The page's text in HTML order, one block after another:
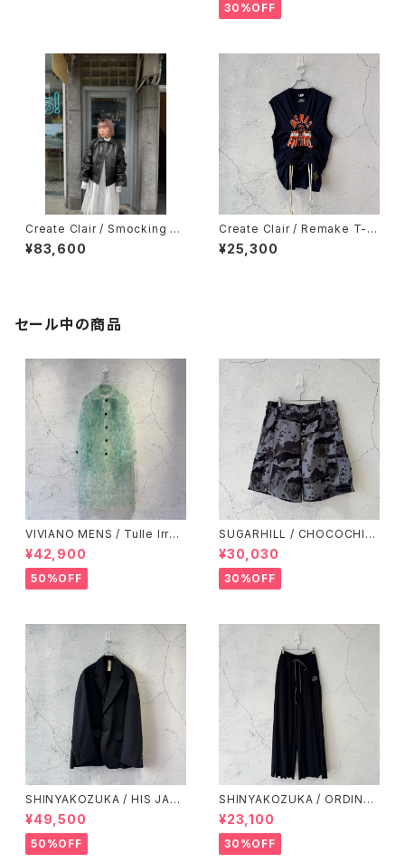
30%OFF
Create Clair / Smocking sl
eeve eco-leather jacket(L
ADY) / Black
¥83,600
Create Clair / Remake T-sl
eeveless / Navy B
¥25,300
セール中の商品
VIVIANO MENS / Tulle Irreg
ular Pleated Coat / PRINT
¥42,900
50%OFF
SUGARHILL / CHOCOCHIP
CAMO CARGO SHORTS / B
LUE CAMO
¥30,030
30%OFF
SHINYAKOZUKA / HIS JAC
KET(ISSUE#7) / DAWN BLA
CK
¥49,500
50%OFF
SHINYAKOZUKA / ORDINAR
Y HOME PANTALON(ISSUE
#8) / BLACK
¥23,100
30%OFF